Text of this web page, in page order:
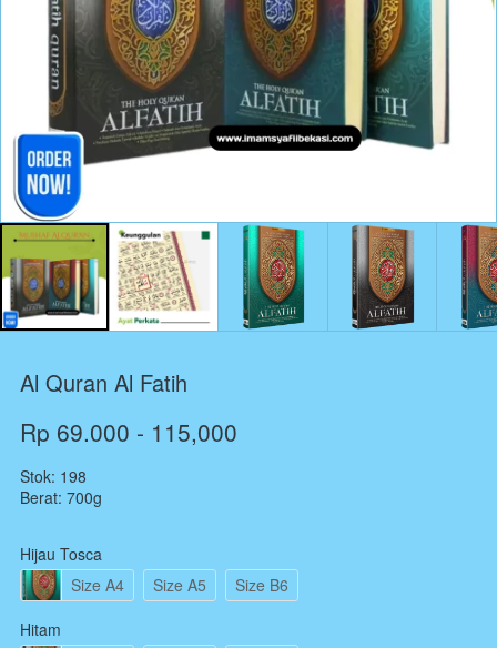
Al Quran Al Fatih
Rp 69.000 - 115,000
Stok: 198
Berat: 700g
Hijau Tosca
Size A4
Size A5
Size B6
Hitam